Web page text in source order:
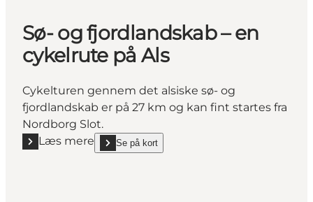
Sø- og fjordlandskab – en
cykelrute på Als
Cykelturen gennem det alsiske sø- og
fjordlandskab er på 27 km og kan fint startes fra
Nordborg Slot.
Læs mere
Læs mere "Sø- og fjordlandskab – en cykelrute på
Se på kort
show Sø- og fjordlandskab – en cykelrute på Als